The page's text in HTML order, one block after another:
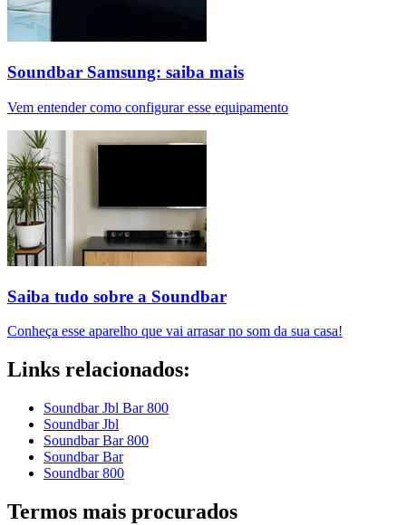
Soundbar Samsung: saiba mais
Vem entender como configurar esse equipamento
Saiba tudo sobre a Soundbar
Conheça esse aparelho que vai arrasar no som da sua casa!
Links relacionados:
Soundbar Jbl Bar 800
Soundbar Jbl
Soundbar Bar 800
Soundbar Bar
Soundbar 800
Termos mais procurados